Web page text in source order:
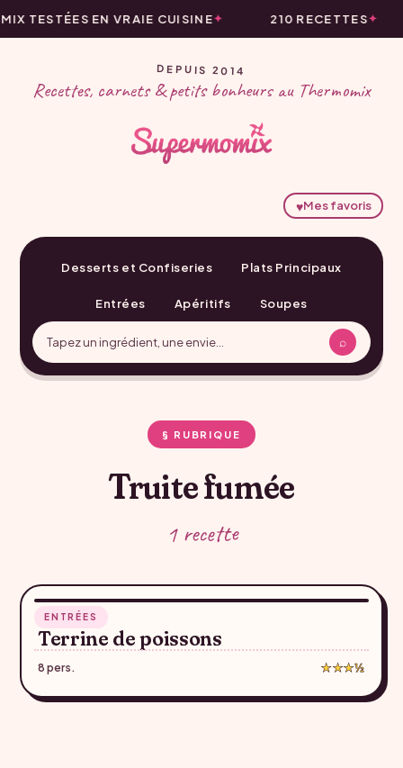
TESTÉES EN VRAIE CUISINE 210 RECETTES
DEPUIS 2014
Recettes, carnets & petits bonheurs au Thermomix
♥Mes favoris
Desserts et Confiseries Plats Principaux
Entrées Apéritifs Soupes
⌕
§ RUBRIQUE
Truite fumée
1 recette
ENTRÉES
Terrine de poissons
8 pers. ★★★½